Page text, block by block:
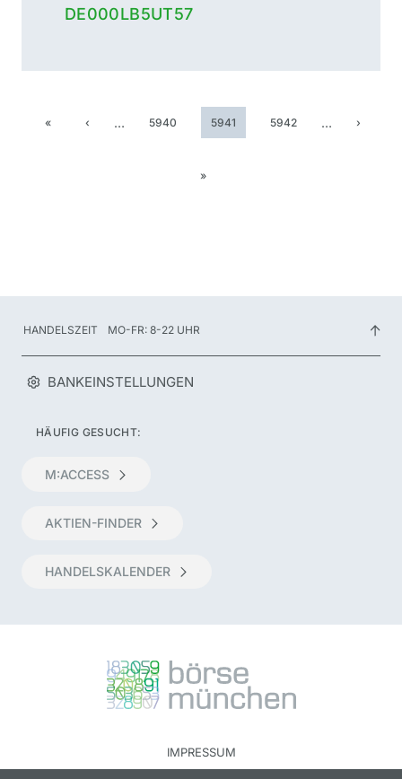
DE000LB5UT57
« ‹ … 5940 5941 5942 … ›
»
BANKEINSTELLUNGEN
HÄUFIG GESUCHT:
M:ACCESS
AKTIEN-FINDER
HANDELSKALENDER
HANDELSZEIT MO-FR: 8-22 UHR
IMPRESSUM